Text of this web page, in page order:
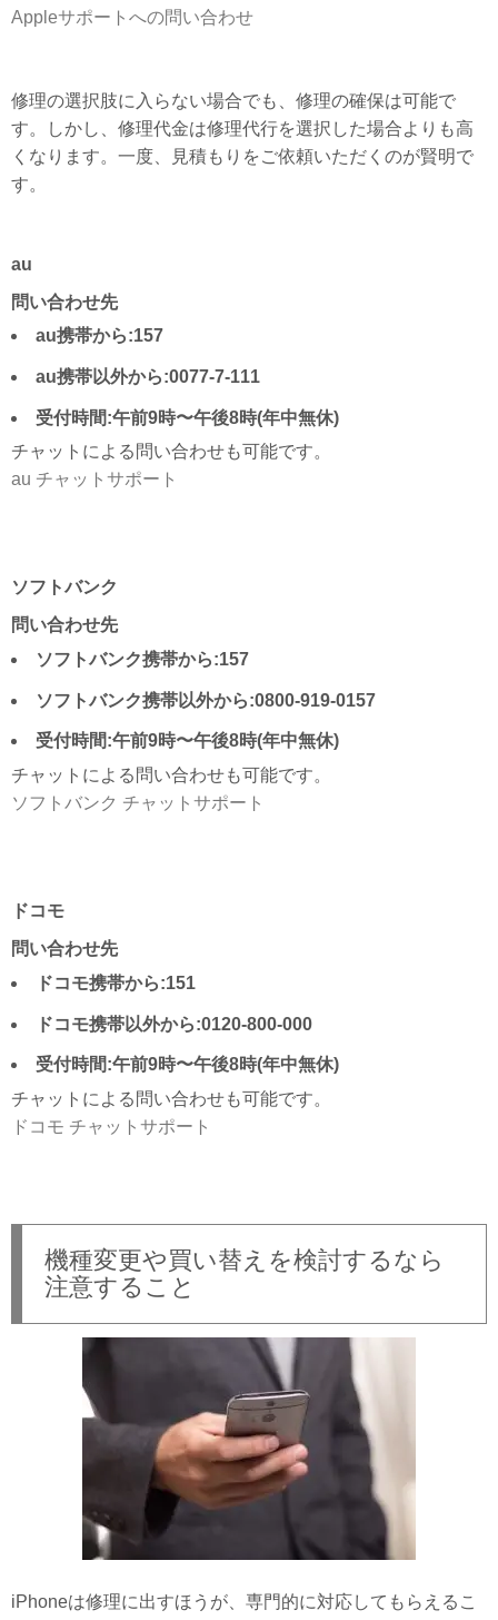
Appleサポートへの問い合わせ
修理の選択肢に入らない場合でも、修理の確保は可能で
す。しかし、修理代金は修理代行を選択した場合よりも高
くなります。一度、見積もりをご依頼いただくのが賢明で
す。
au
問い合わせ先
au携帯から:157
au携帯以外から:0077-7-111
受付時間:午前9時〜午後8時(年中無休)
チャットによる問い合わせも可能です。
au チャットサポート
ソフトバンク
問い合わせ先
ソフトバンク携帯から:157
ソフトバンク携帯以外から:0800-919-0157
受付時間:午前9時〜午後8時(年中無休)
チャットによる問い合わせも可能です。
ソフトバンク チャットサポート
ドコモ
問い合わせ先
ドコモ携帯から:151
ドコモ携帯以外から:0120-800-000
受付時間:午前9時〜午後8時(年中無休)
チャットによる問い合わせも可能です。
ドコモ チャットサポート
機種変更や買い替えを検討するなら
注意すること
iPhoneは修理に出すほうが、専門的に対応してもらえるこ